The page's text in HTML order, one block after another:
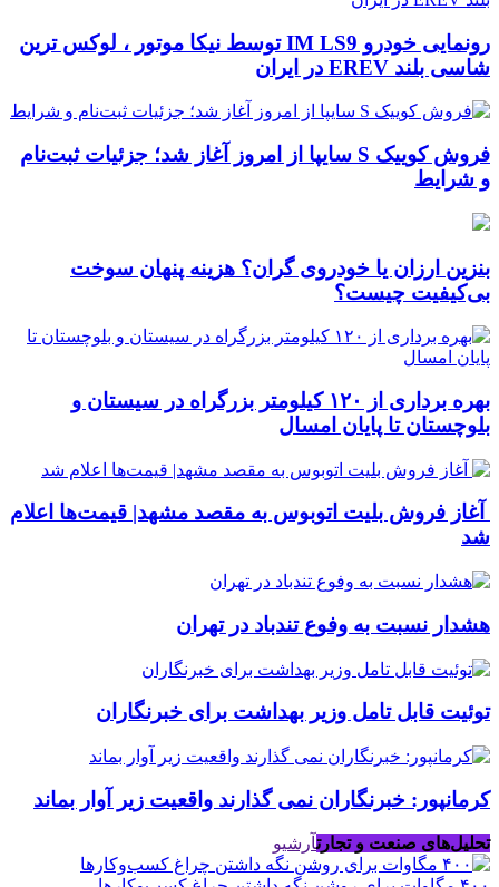
رونمایی خودرو IM LS9 توسط نیکا موتور ، لوکس ترین
شاسی بلند EREV در ایران
فروش کوییک S سایپا از امروز آغاز شد؛ جزئیات ثبت‌نام
و شرایط
بنزین ارزان یا خودروی گران؟ هزینه پنهان سوخت
بی‌کیفیت چیست؟
بهره برداری از ۱۲۰ کیلومتر بزرگراه در سیستان و
بلوچستان تا پایان امسال
آغاز فروش بلیت اتوبوس به مقصد مشهد| قیمت‌ها اعلام
شد
هشدار نسبت به وفوع تندباد در تهران
توئیت قابل تامل وزیر بهداشت برای خبرنگاران
کرمانپور: خبرنگاران نمی گذارند واقعیت زیر آوار بماند
تحلیل‌های صنعت و تجارتآرشیو